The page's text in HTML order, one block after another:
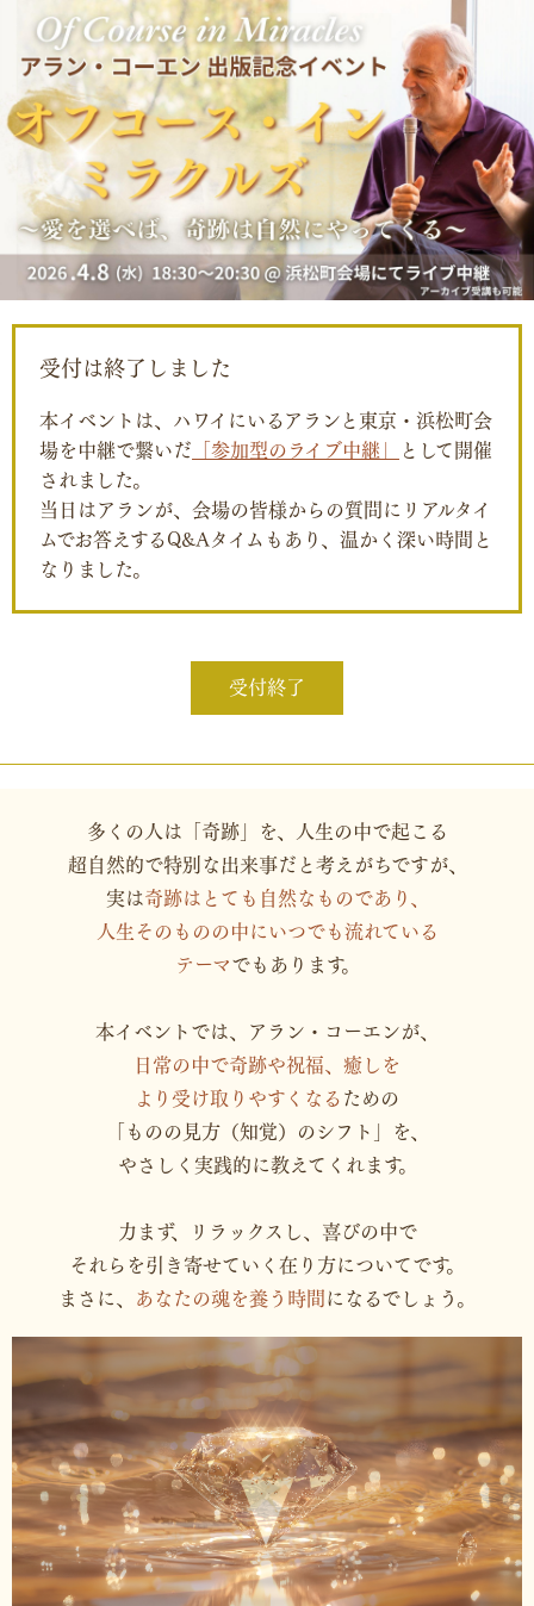
受付は終了しました
本イベントは、ハワイにいるアランと東京・浜松町会
場を中継で繋いだ 「参加型のライブ中継」
として開催
されました。
当日はアランが、会場の皆様からの質問にリアルタイ
ムでお答えするQ&Aタイムもあり、温かく深い時間と
なりました。
受付終了
多くの人は「奇跡」を、人生の中で起こる
超自然的で特別な出来事だと考えがちですが、
実は奇跡はとても自然なものであり、
人生そのものの中にいつでも流れている
テーマでもあります。
本イベントでは、アラン・コーエンが、
日常の中で奇跡や祝福、 癒しを
より受け取りやすくなる ための
「ものの見方（知覚）のシフト」を、
やさしく実践的に教えてくれます。
力まず、リラックスし、喜びの中で
それらを引き寄せていく在り方についてです。
まさに、
あなたの魂を養う時間になるでしょう。